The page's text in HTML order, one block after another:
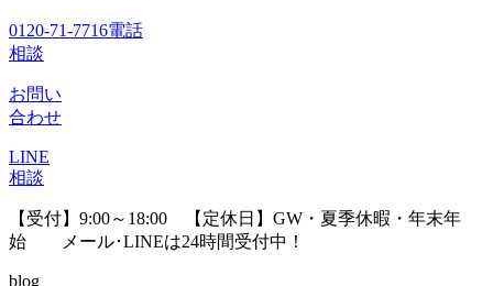
0120-71-7716電話
相談
お問い
合わせ
LINE
相談
【受付】9:00～18:00 【定休日】GW・夏季休暇・年末年
始 メール･LINEは24時間受付中！
blog